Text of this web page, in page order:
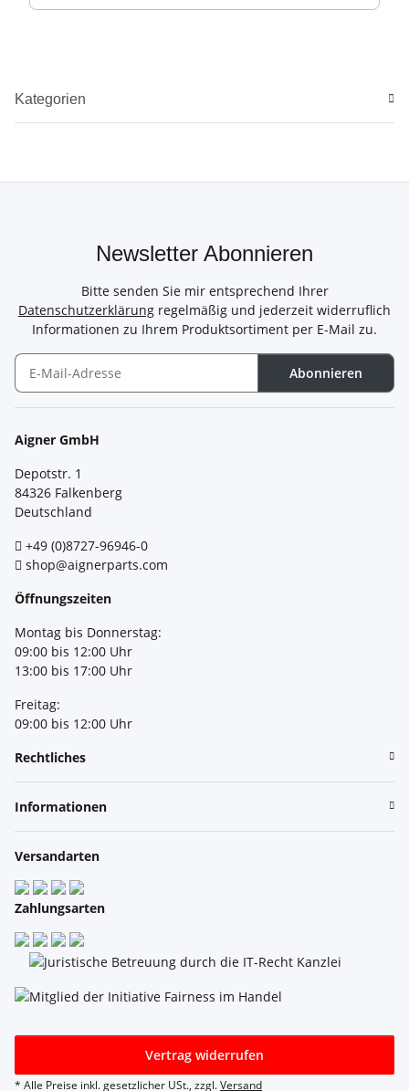
Kategorien
Newsletter Abonnieren
Bitte senden Sie mir entsprechend Ihrer
Datenschutzerklärung regelmäßig und jederzeit widerruflich
Informationen zu Ihrem Produktsortiment per E-Mail zu.
Abonnieren
Aigner GmbH
Depotstr. 1
84326 Falkenberg
Deutschland
+49 (0)8727-96946-0
shop@aignerparts.com
Öffnungszeiten
Montag bis Donnerstag:
09:00 bis 12:00 Uhr
13:00 bis 17:00 Uhr
Freitag:
09:00 bis 12:00 Uhr
Rechtliches
Informationen
Versandarten
Zahlungsarten
Vertrag widerrufen
* Alle Preise inkl. gesetzlicher USt., zzgl.Versand